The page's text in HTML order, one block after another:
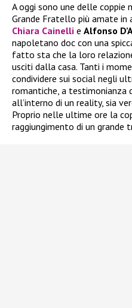
A oggi sono une delle coppie
Grande Fratello più amate in
Chiara Cainelli e Alfonso
napoletano doc con una
fatto sta che la loro
usciti dalla casa. Tanti i
condividere sui social negli
romantiche, a testimonianza
all’interno di un reality, sia
Proprio nelle ultime ore la
raggiungimento di un grande